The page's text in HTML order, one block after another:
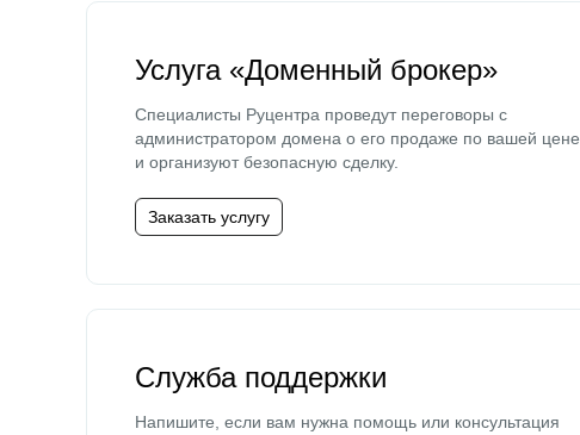
Услуга «Доменный брокер»
Специалисты Руцентра проведут переговоры с
администратором домена о его продаже по вашей цене
и организуют безопасную сделку.
Заказать услугу
Служба поддержки
Напишите, если вам нужна помощь или консультация